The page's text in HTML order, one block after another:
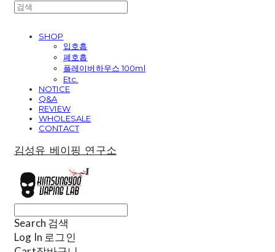
SHOP
입호흡
폐호흡
플레이버하우스 100ml
Etc.
NOTICE
Q&A
REVIEW
WHOLESALE
CONTACT
김성유 베이핑 연구소
Search 검색
Log In 로그인